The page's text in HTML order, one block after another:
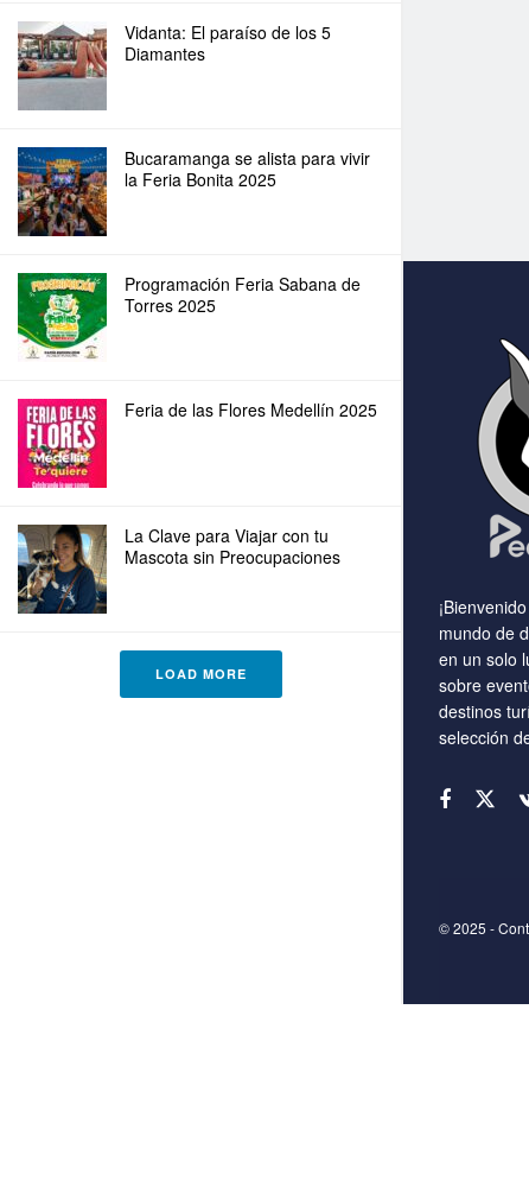
Vidanta: El paraíso de los 5
Diamantes
Bucaramanga se alista para vivir
la Feria Bonita 2025
Programación Feria Sabana de
Torres 2025
Feria de las Flores Medellín 2025
La Clave para Viajar con tu
Mascota sin Preocupaciones
LOAD MORE
mundo de
en un solo
sobre
destinos
selección
© 2025 -